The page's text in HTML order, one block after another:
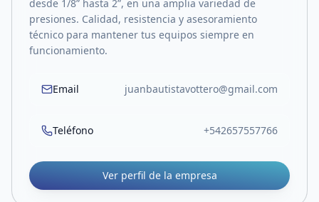
desde 1/8” hasta 2”, en una amplia variedad de
presiones. Calidad, resistencia y asesoramiento
técnico para mantener tus equipos siempre en
funcionamiento.
Email juanbautistavottero@gmail.com
Teléfono +542657557766
Ver perfil de la empresa